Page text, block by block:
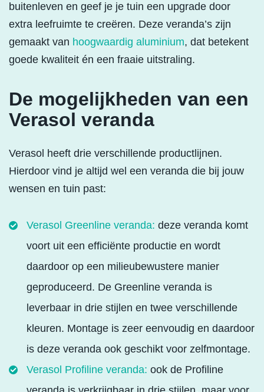
buitenleven en geef je je tuin een upgrade door
extra leefruimte te creëren. Deze veranda’s zijn
gemaakt van hoogwaardig aluminium, dat betekent
goede kwaliteit én een fraaie uitstraling.
De mogelijkheden van een
Verasol veranda
Verasol heeft drie verschillende productlijnen.
Hierdoor vind je altijd wel een veranda die bij jouw
wensen en tuin past:
Verasol Greenline veranda: deze veranda komt
voort uit een efficiënte productie en wordt
daardoor op een milieubewustere manier
geproduceerd. De Greenline veranda is
leverbaar in drie stijlen en twee verschillende
kleuren. Montage is zeer eenvoudig en daardoor
is deze veranda ook geschikt voor zelfmontage.
Verasol Profiline veranda: ook de Profiline